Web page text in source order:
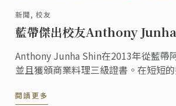
新聞, 校友
藍帶傑出校友Anthony
Anthony Junha Shin在2013年從藍帶
並且獲頒商業料理三級證書。在短短
地轉變身分，成為南澳大利亞職業技術
閱讀更多